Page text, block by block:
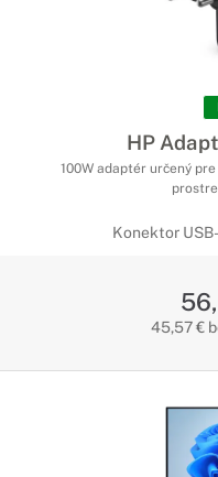
HP
100W adaptér určený
Konektor
45,57 €